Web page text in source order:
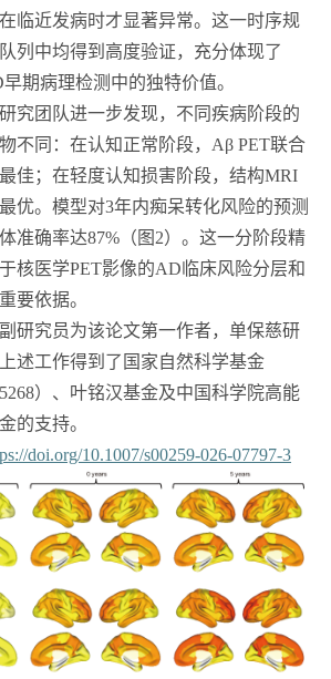
临近发病时才显著异常。这一时序规
列中均得到高度验证，充分体现了
早期病理检测中的独特价值。
究团队进一步发现，不同疾病阶段的
不同：在认知正常阶段， Aβ PET联合
佳；在轻度认知损害阶段，结构MRI
优。模型对3年内痴呆转化风险的预测
准确率达87% （图 2）。这一分阶段精
核医学PET影像的AD 临床风险分层和
要依据。
研究员为该论文第一作者，单保慈研
述工作得到了国家自然科学基金
）、叶铭汉基金及中国科学院高能
的支持。
doi.org/10.1007/s00259-026-07797-3